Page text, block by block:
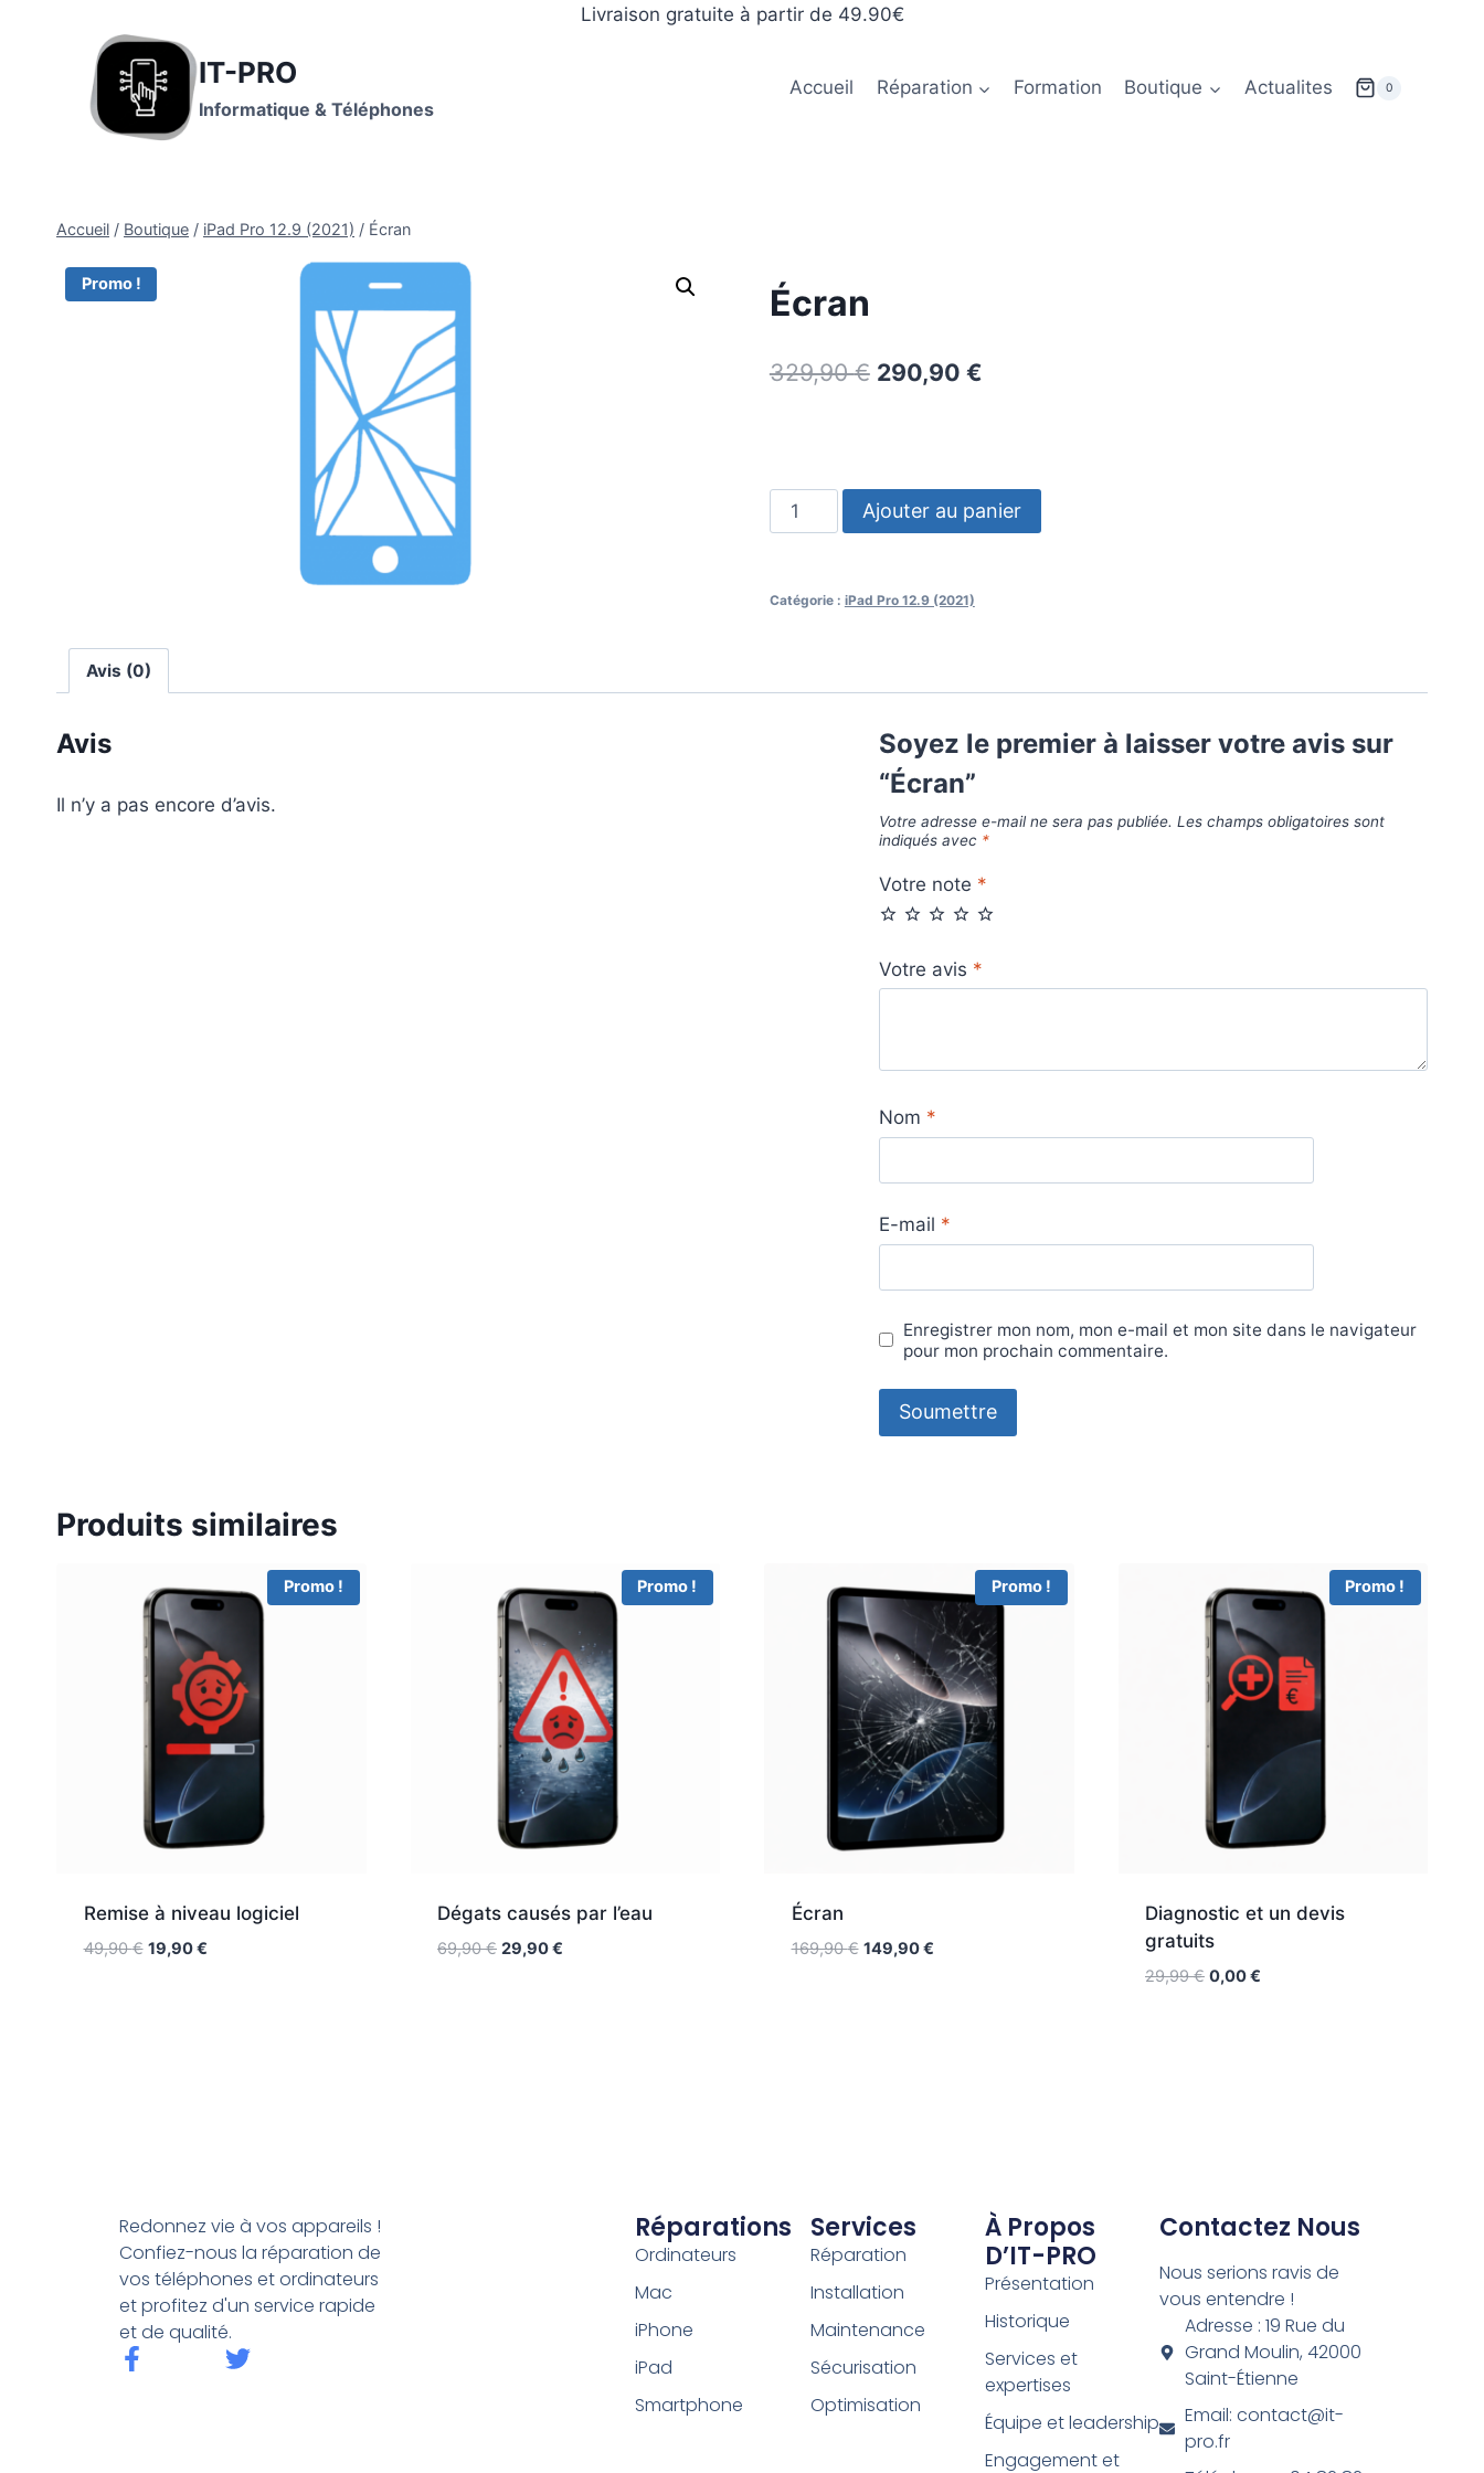
Livraison gratuite à partir de 49.90€
IT-PRO
Informatique & Téléphones
Accueil Réparation Formation Boutique Actualites 0
Accueil / Boutique / iPad Pro 12.9 (2021) / Écran
Promo ! Écran
329,90€ 290,90 €
Ajouter au panier
Catégorie : iPad Pro 12.9 (2021)
Avis (0)
Avis
Il n’y a pas encore d’avis.
Soyez le premier à laisser votre avis sur
“Écran”
Votre adresse e-mail ne sera pas publiée. Les champs obligatoires sont
indiqués avec *
Votre note *
Votre avis *
Nom *
E-mail *
Enregistrer mon nom, mon e-mail et mon site dans le navigateur
pour mon prochain commentaire.
Produits similaires
Promo !
Remise à niveau logiciel
49,90€ 19,90€
Promo !
Dégats causés par l’eau
69,90€ 29,90€
Promo !
Écran
169,90€ 149,90€
Promo !
Diagnostic et un devis
gratuits
29,99€ 0,00€
Redonnez vie à vos appareils !
Confiez-nous la réparation de
vos téléphones et ordinateurs
et profitez d'un service rapide
et de qualité.
Réparations
Ordinateurs
Mac
iPhone
iPad
Smartphone
Services
Réparation
Installation
Maintenance
Sécurisation
Optimisation
À Propos
D’IT-PRO
Présentation
Historique
Services et
expertises
Équipe et leadership
Engagement et
Contactez Nous
Nous serions ravis de
vous entendre !
Adresse : 19 Rue du
Grand Moulin, 42000
Saint-Étienne
Email: contact@it-
pro.fr